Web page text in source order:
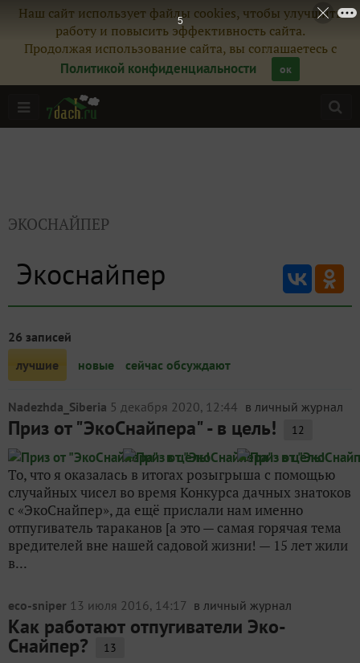
Наш сайт использует файлы cookies, чтобы улучшить
работу и повысить эффективность сайта.
Продолжая использование сайта, вы соглашаетесь с
Политикой конфиденциальности
ок
ЭКОСНАЙПЕР
Экоснайпер
26 записей
лучшие
новые сейчас обсуждают
Nadezhda_Siberia 5 декабря 2020, 12:44 в личный журнал
Приз от "ЭкоСнайпера" - в цель! 12
То, что я оказалась в итогах розыгрыша с помощью
случайных чисел во время Конкурса дачных знатоков
с «ЭкоСнайпер», да ещё прислали нам именно
отпугиватель тараканов [а это — самая горячая тема
вредителей вне нашей садовой жизни! — 15 лет жили
в...
eco-sniper 13 июля 2016, 14:17 в личный журнал
Как работают отпугиватели Эко-
Снайпер? 13
5